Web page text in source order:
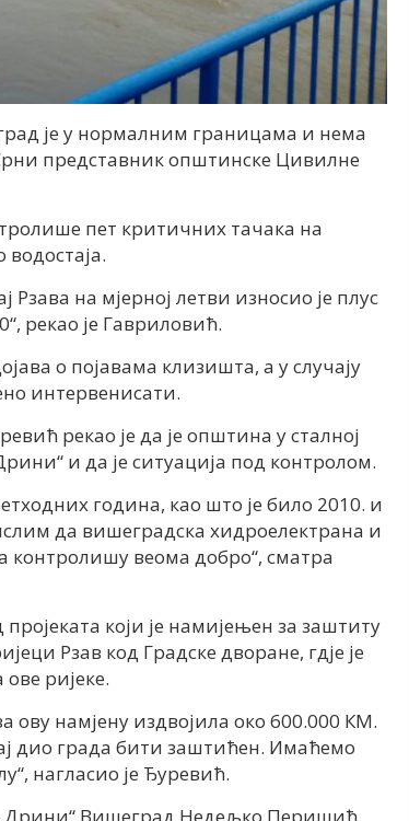
је у нормалним границама и нема
представник општинске Цивилне
пет критичних тачака на
на мјерној летви износио је плус
рекао је Гавриловић.
о појавама клизишта, а у случају
интервенисати.
рекао је да је општина у сталној
и да је ситуација под контролом.
година, као што је било 2010. и
да вишеградска хидроелектрана и
контролишу веома добро“, сматра
који је намијењен за заштиту
Рзав код Градске дворане, гдје је
ријеке.
ову намјену издвојила око 600.000 КМ.
дио града бити заштићен. Имаћемо
нагласио је Ђуревић.